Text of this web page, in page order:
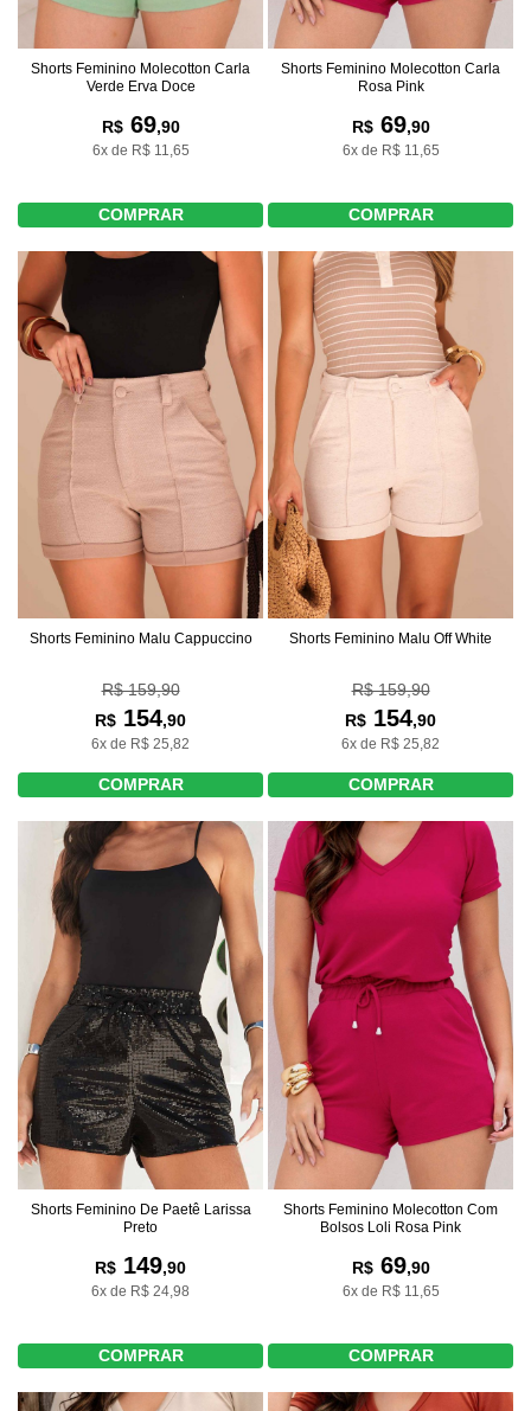
Shorts Feminino Molecotton Carla
Verde Erva Doce
R$69,90
6x de R$ 11,65
COMPRAR
Shorts Feminino Molecotton Carla
Rosa Pink
R$69,90
6x de R$ 11,65
COMPRAR
Shorts Feminino Malu Cappuccino
R$ 159,90
R$ 154,90
6x de R$ 25,82
COMPRAR
Shorts Feminino Malu Off White
R$ 159,90
R$ 154,90
6x de R$ 25,82
COMPRAR
Shorts Feminino De Paetê Larissa
Preto
R$ 149,90
6x de R$ 24,98
COMPRAR
Shorts Feminino Molecotton Com
Bolsos Loli Rosa Pink
R$69,90
6x de R$ 11,65
COMPRAR